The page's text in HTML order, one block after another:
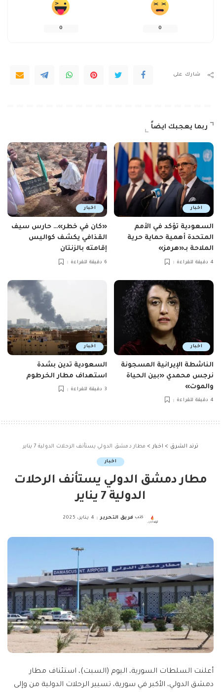
0
0
شارك على
ربما يعجبك ايضاً
اخبار
السعودية تؤكد في الأمم
المتحدة أهمية حماية حرية
الملاحة بـ«هرمز»
4 دقيقة للقراءة
اخبار
«كان في خطر»… حارس سيف
القذافي يكشف كواليس
إقامته بالزنتان
6 دقيقة للقراءة
اخبار
الناشطة الإيرانية المسجونة
نرجس محمدي «بين الحياة
والموت»
4 دقيقة للقراءة
اخبار
السعودية تدين بشدة
استهداف مطار الخرطوم
3 دقيقة للقراءة
ترند الشرق > اخبار > مطار دمشق الدولي يستأنف الرحلات الدولية 7 يناير
اخبار
مطار دمشق الدولي يستأنف الرحلات
الدولية 7 يناير
Posted
كتب فريق التحرير 4 يناير، 2025
أعلنت السلطات السورية، اليوم (السبت)، استئناف مطار
دمشق الدولي، الأكبر في سورية، تسيير الرحلات الدولية من وإلى